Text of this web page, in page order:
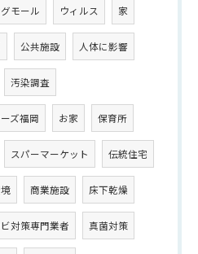
モール ウィルス 家
公共施設 人体に影響
汚染調査
ズ福岡 お家 保育所
スパーマーケット 伝統住宅
商業施設 床下乾燥
対策専門業者 真菌対策